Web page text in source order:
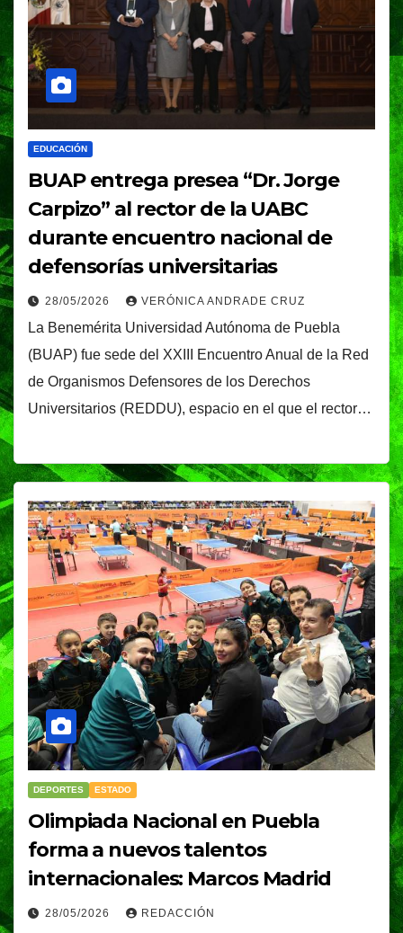
EDUCACIÓN
BUAP entrega presea “Dr. Jorge
Carpizo” al rector de la UABC
durante encuentro nacional de
defensorías universitarias
28/05/2026 VERÓNICA ANDRADE CRUZ
La Benemérita Universidad Autónoma de Puebla
(BUAP) fue sede del XXIII Encuentro Anual de la Red
de Organismos Defensores de los Derechos
Universitarios (REDDU), espacio en el que el rector…
DEPORTES ESTADO
Olimpiada Nacional en Puebla
forma a nuevos talentos
internacionales: Marcos Madrid
28/05/2026 REDACCIÓN